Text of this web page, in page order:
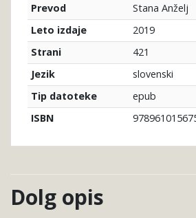
Prevod
Stana Anželj
Leto izdaje
2019
Strani
421
Jezik
slovenski
Tip datoteke
epub
ISBN
Dolg opis